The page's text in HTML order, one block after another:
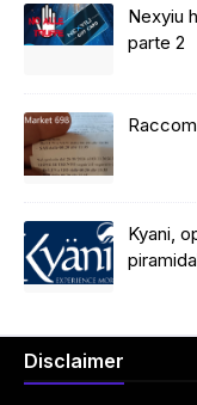
Nexyiu
parte 2
Kyani,
Disclaimer